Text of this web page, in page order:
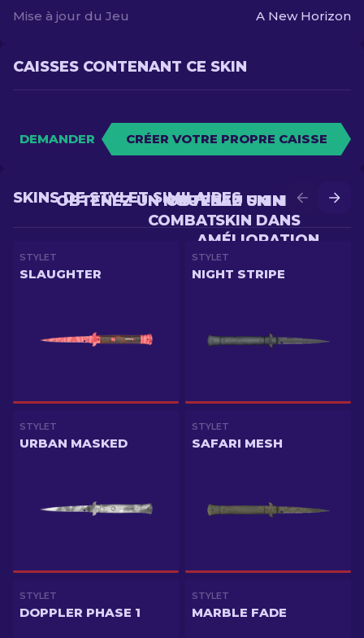
Mise à jour du Jeu A New Horizon
CAISSES CONTENANT CE SKIN
DEMANDER CRÉER VOTRE PROPRE CAISSE
OBTENEZ UN MEILLEUR
SKIN DANS
AMÉLIORATION
OBTENEZ UN NOUVEAU SKIN EN
COMBAT
SKINS DE STYLET SIMILAIRES
STYLET
SLAUGHTER
STYLET
NIGHT STRIPE
STYLET
URBAN MASKED
STYLET
SAFARI MESH
STYLET
DOPPLER PHASE 1
STYLET
MARBLE FADE